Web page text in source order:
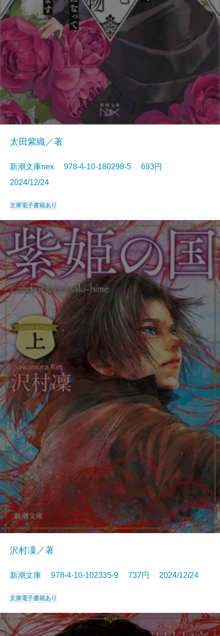
太田紫織／著
新潮文庫nex 978-4-10-180298-5 693円
2024/12/24
文庫電子書籍あり
沢村凜／著
新潮文庫 978-4-10-102335-9 737円 2024/12/24
文庫電子書籍あり